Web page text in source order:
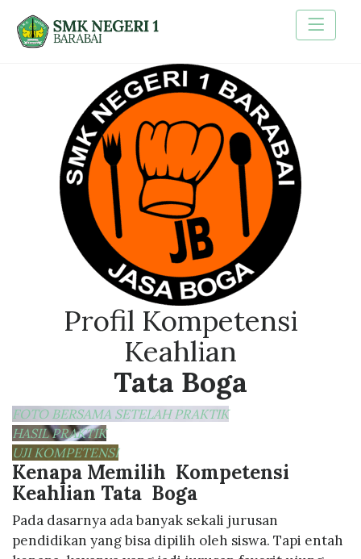
Profil Kompetensi
Keahlian
Tata Boga
FOTO BERSAMA SETELAH PRAKTIK
HASIL PRAKTIK
UJI KOMPETENSI
Kenapa Memilih Kompetensi
Keahlian Tata Boga
Pada dasarnya ada banyak sekali jurusan
pendidikan yang bisa dipilih oleh siswa. Tapi entah